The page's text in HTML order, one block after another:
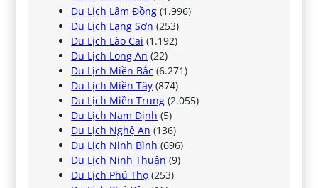
Du Lịch Lâm Đồng (1.996)
Du Lịch Lạng Sơn (253)
Du Lịch Lào Cai (1.192)
Du Lịch Long An (22)
Du Lịch Miền Bắc (6.271)
Du Lịch Miền Tây (874)
Du Lịch Miền Trung (2.055)
Du Lịch Nam Định (5)
Du Lịch Nghệ An (136)
Du Lịch Ninh Bình (696)
Du Lịch Ninh Thuận (9)
Du Lịch Phú Thọ (253)